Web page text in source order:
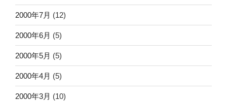
2000年7月 (12)
2000年6月 (5)
2000年5月 (5)
2000年4月 (5)
2000年3月 (10)